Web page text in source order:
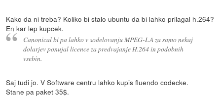
Kako da ni treba? Koliko bi stalo ubuntu da bi lahko prilagal h.264?
En kar lep kupcek.
Canonical bi pa lahko v sodelovanju MPEG-LA za samo nekaj
dolarjev ponujal licence za predvajanje H.264 in podobnih
vsebin.
Saj tudi jo. V Software centru lahko kupis fluendo codecke.
Stane pa paket 35$.